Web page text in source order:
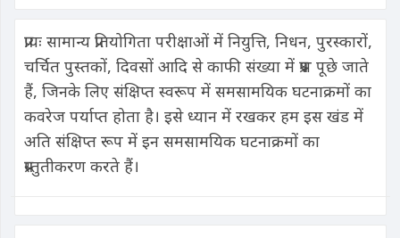
प्रायः सामान्य प्रतियोगिता परीक्षाओं में नियुत्ति, निधन, पुरस्कारों,
चर्चित पुस्तकों, दिवसों आदि से काफी संख्या में प्रश्न पूछे जाते
हैं, जिनके लिए संक्षिप्त स्वरूप में समसामयिक घटनाक्रमों का
कवरेज पर्याप्त होता है। इसे ध्यान में रखकर हम इस खंड में
अति संक्षिप्त रूप में इन समसामयिक घटनाक्रमों का
प्रस्तुतीकरण करते हैं।